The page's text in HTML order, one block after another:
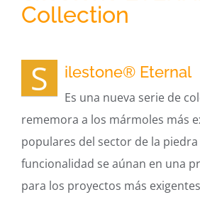
Collection
S ilestone® Eternal
Es una nueva serie de
rememora a los mármoles más
populares del sector de la
funcionalidad se aúnan en una
para los proyectos más